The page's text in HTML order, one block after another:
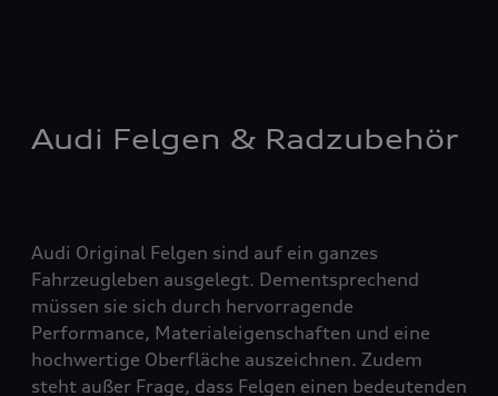
Audi Felgen & Radzubehör
Audi Original Felgen sind auf ein ganzes
Fahrzeugleben ausgelegt. Dementsprechend
müssen sie sich durch hervorragende
Performance, Materialeigenschaften und eine
hochwertige Oberfläche auszeichnen. Zudem
steht außer Frage, dass Felgen einen bedeutenden